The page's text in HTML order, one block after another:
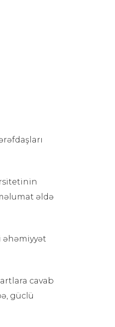
əldə
əhəmiyyət
cavab
güclü